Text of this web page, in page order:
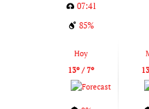
07:41
85%
Hoy
13º / 7º